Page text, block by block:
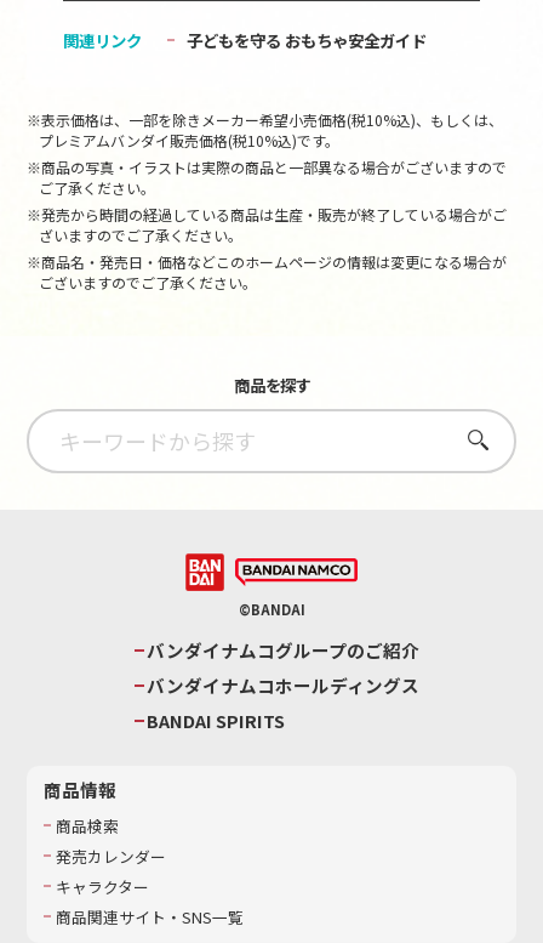
関連リンク 子どもを守る おもちゃ安全ガイド
※表示価格は、一部を除きメーカー希望小売価格(税10%込)、もしくは、
プレミアムバンダイ販売価格(税10%込)です。
※商品の写真・イラストは実際の商品と一部異なる場合がございますので
ご了承ください。
※発売から時間の経過している商品は生産・販売が終了している場合がご
ざいますのでご了承ください。
※商品名・発売日・価格などこのホームページの情報は変更になる場合が
ございますのでご了承ください。
商品を探す
さがす
©BANDAI
バンダイナムコグループのご紹介
バンダイナムコホールディングス
BANDAI SPIRITS
商品情報
商品検索
発売カレンダー
キャラクター
商品関連サイト・SNS一覧